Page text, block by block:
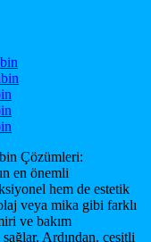
Çözümleri:
en önemli
hem de estetik
veya mika gibi farklı
ve bakım
Ardından, çeşitli